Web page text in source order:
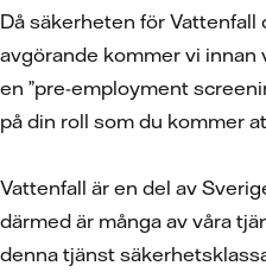
Då säkerheten för Vattenfall
avgörande kommer vi
en ”pre-employment
på din roll som du kommer
Vattenfall är en del av
därmed är många av våra
denna tjänst